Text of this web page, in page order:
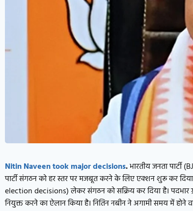
Nitin Naveen took major decisions.भारतीय जनता पार्टी
पार्टी संगठन को हर स्तर पर मजबूत करने के लिए एक्शन शुरू कर दिया
election decisions) लेकर संगठन को सक्रिय कर दिया है। पदभार
नियुक्त करने का ऐलान किया है। नितिन नबीन ने अगामी समय में